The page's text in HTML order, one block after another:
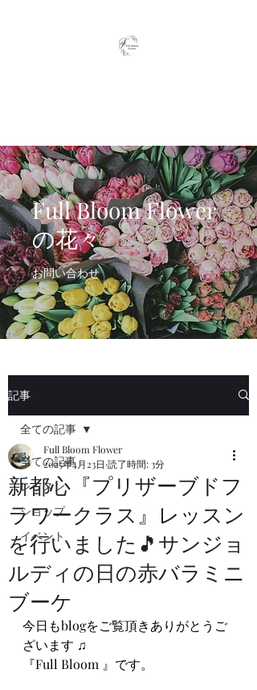
Full Bloom Flower
の花々
お問い合わせ
記事
全ての記事
レッスン
ショップ
イベント
全ての記事
新都心『プリザーブドフ
ラワークラス』レッスン
を行いました🎵サンジョ
ルディの日の赤バラミニ
ブーケ
Full Bloom Flower
2025年4月23日 読了時間: 3分
今日もblogをご覧頂きありがとうご
ざいます ♫
『Full Bloom 』です。